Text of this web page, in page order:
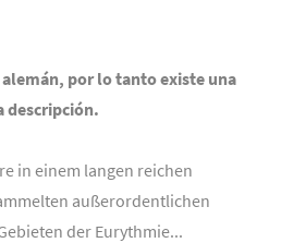
por lo tanto existe una
descripción.
in einem langen reichen
außerordentlichen
der Eurythmie...